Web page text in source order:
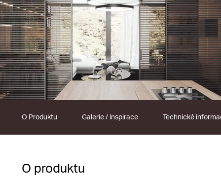
O Produktu Galerie / inspirace Technické
O produktu